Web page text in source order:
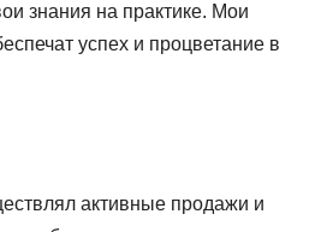
знания на практике. Мои
успех и процветание в
активные продажи и